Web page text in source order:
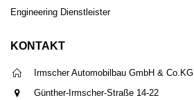
Engineering Dienstleister
KONTAKT
Irmscher Automobilbau GmbH & Co.KG
Günther-Irmscher-Straße 14-22